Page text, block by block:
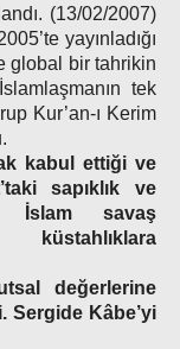
(13/02/2007)
yayınladığı
global bir tahrikin
tek
Kur’an-ı Kerim
kabul ettiği ve
sapıklık ve
İslam savaş
değerlerine
Sergide Kâbe’yi